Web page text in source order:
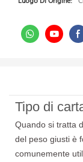
Tipo di
Quando si tratta
del peso giusti è
comunemente